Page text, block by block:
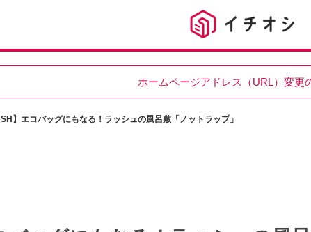
ホームページアドレス（URL）変更
】エコバッグにもなる！ラッシュの風呂敷「ノットラップ」